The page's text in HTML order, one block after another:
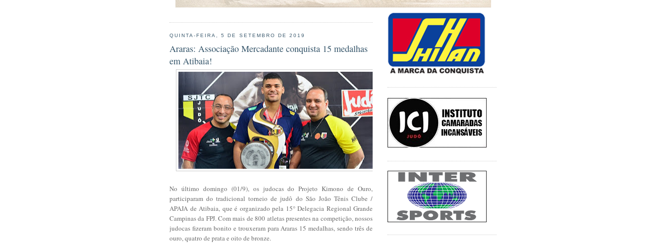
QUINTA-FEIRA, 5 DE SETEMBRO DE 2019
Araras: Associação Mercadante conquista 15 medalhas
em Atibaia!
No último domingo (01/9), os judocas do Projeto Kimono de Ouro,
participaram do tradicional torneio de judô do São João Tênis Clube /
APAJA de Atibaia, que é organizado pela 15° Delegacia Regional Grande
Campinas da FPJ. Com mais de 800 atletas presentes na competição, nossos
judocas fizeram bonito e trouxeram para Araras 15 medalhas, sendo três de
ouro, quatro de prata e oito de bronze.